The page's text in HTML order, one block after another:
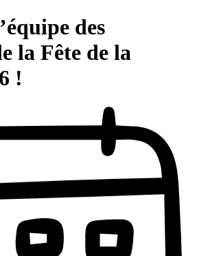
des
la Fête de la
!